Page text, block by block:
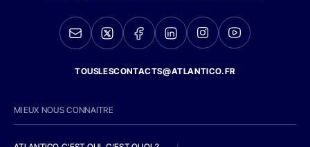
TOUSLESCONTACTS@ATLANTICO.FR
MIEUX NOUS CONNAITRE